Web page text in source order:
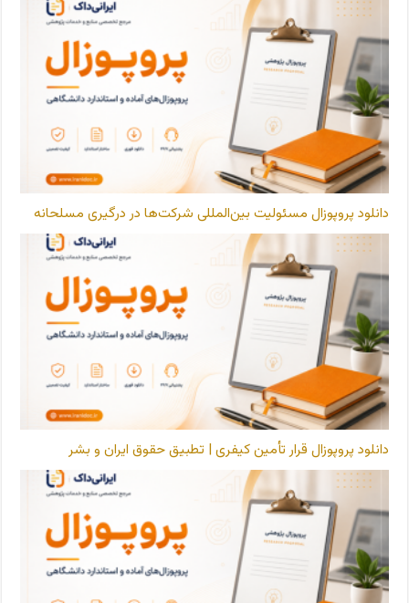
دانلود پروپوزال مسئولیت بین‌المللی شرکت‌ها در درگیری مسلحانه
دانلود پروپوزال قرار تأمین کیفری | تطبیق حقوق ایران و بشر